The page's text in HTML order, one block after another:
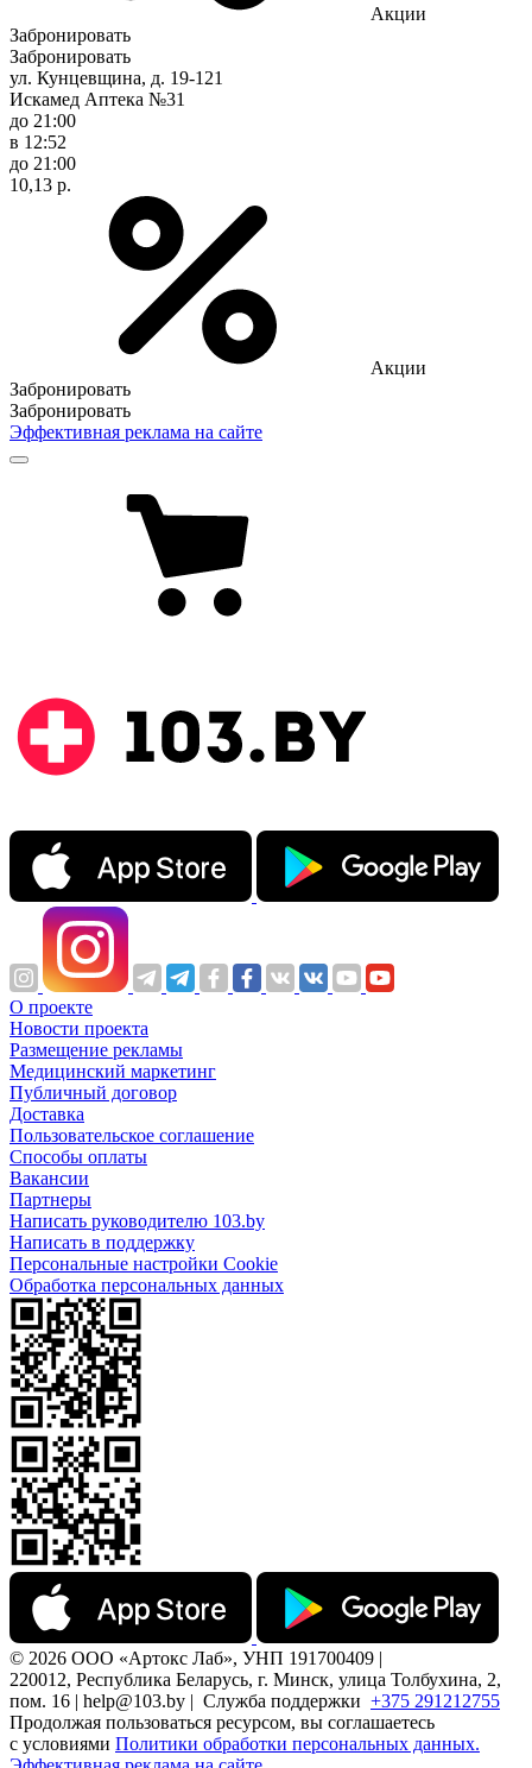
Акции
Забронировать
Забронировать
ул. Кунцевщина, д. 19-121
Искамед Аптека №31
до 21:00
в 12:52
до 21:00
10,13 р.
Акции
Забронировать
Забронировать
Эффективная реклама на сайте
О проекте
Новости проекта
Размещение рекламы
Медицинский маркетинг
Публичный договор
Доставка
Пользовательское соглашение
Способы оплаты
Вакансии
Партнеры
Написать руководителю 103.by
Написать в поддержку
Персональные настройки Cookie
Обработка персональных данных
© 2026 ООО «Артокс Лаб», УНП 191700409 |
220012, Республика Беларусь, г. Минск, улица Толбухина, 2,
пом. 16 | help@103.by | Служба поддержки +375 291212755
Продолжая пользоваться ресурсом, вы соглашаетесь
с условиями Политики обработки персональных данных.